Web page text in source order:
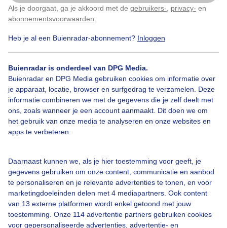
Als je doorgaat, ga je akkoord met de gebruikers- privacy- en
abonnementsvoorwaarden
Heb je al een Buienradar-abonnement? Inloggen
Buienradar is onderdeel van DPG Media.
Buienradar en DPG Media gebruiken cookies om informatie over
je apparaat, locatie, browser en surfgedrag te verzamelen. Deze
informatie combineren we met de gegevens die je zelf deelt met
ons, zoals wanneer je een account aanmaakt. Dit doen we om
het gebruik van onze media te analyseren en onze websites en
apps te verbeteren.
Daarnaast kunnen we, als je hier toestemming voor geeft, je
gegevens gebruiken om onze content, communicatie en aanbod
te personaliseren en je relevante advertenties te tonen, en voor
marketingdoeleinden delen met 4 mediapartners. Ook content
van 13 externe platformen wordt enkel getoond met jouw
toestemming. Onze 114 advertentie partners gebruiken cookies
voor gepersonaliseerde advertenties, advertentie- en
Over Buienradar
Bedrijfsgegevens
Veelgestelde vragen
Contact
Toegankelijkheid
Buienradar Team
Privacy beleid
Cookie beleid
Privacy instellingen
Klik hierom dit aan te passen